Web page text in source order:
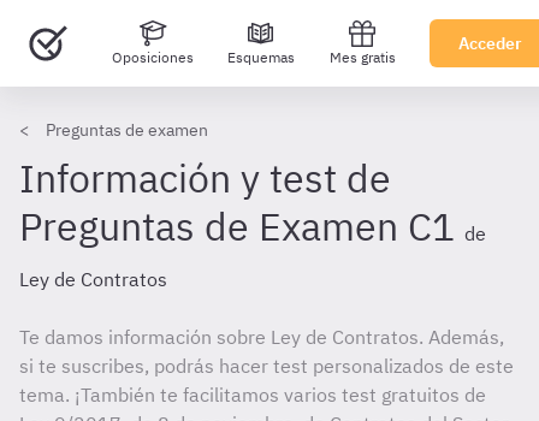
Oposiciones Esquemas Mes gratis
Acceder
Preguntas de examen
Información y test de
Preguntas de Examen C1 de
Ley de Contratos
Te damos información sobre Ley de Contratos. Además,
si te suscribes, podrás hacer test personalizados de este
tema. ¡También te facilitamos varios test gratuitos de